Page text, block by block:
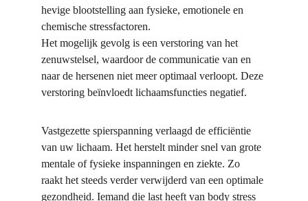
hevige blootstelling aan fysieke, emotionele en
chemische stressfactoren.
Het mogelijk gevolg is een verstoring van het
zenuwstelsel, waardoor de communicatie van en
naar de hersenen niet meer optimaal verloopt. Deze
verstoring beïnvloedt lichaamsfuncties negatief.
Vastgezette spierspanning verlaagd de efficiëntie
van uw lichaam. Het herstelt minder snel van grote
mentale of fysieke inspanningen en ziekte. Zo
raakt het steeds verder verwijderd van een optimale
gezondheid. Iemand die last heeft van body stress